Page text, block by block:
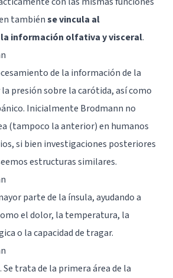
tambiénse vincula al
información olfativa y visceral.
de la información de la
presión sobre la carótida, así como
Inicialmente Brodmann no
(tampoco la anterior) en humanos
si bien investigaciones posteriores
estructuras similares.
parte de la ínsula, ayudando a
el dolor, la temperatura, la
o la capacidad de tragar.
trata de la primera área de la